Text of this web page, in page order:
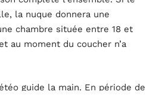
la nuque donnera une
chambre située entre 18 et
au moment du coucher n’a
guide la main. En période de